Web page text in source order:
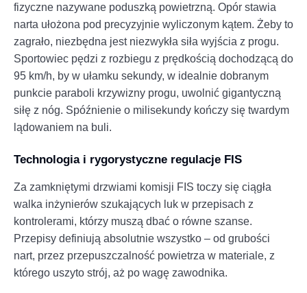
fizyczne nazywane poduszką powietrzną. Opór stawia
narta ułożona pod precyzyjnie wyliczonym kątem. Żeby to
zagrało, niezbędna jest niezwykła siła wyjścia z progu.
Sportowiec pędzi z rozbiegu z prędkością dochodzącą do
95 km/h, by w ułamku sekundy, w idealnie dobranym
punkcie paraboli krzywizny progu, uwolnić gigantyczną
siłę z nóg. Spóźnienie o milisekundy kończy się twardym
lądowaniem na buli.
Technologia i rygorystyczne regulacje FIS
Za zamkniętymi drzwiami komisji FIS toczy się ciągła
walka inżynierów szukających luk w przepisach z
kontrolerami, którzy muszą dbać o równe szanse.
Przepisy definiują absolutnie wszystko – od grubości
nart, przez przepuszczalność powietrza w materiale, z
którego uszyto strój, aż po wagę zawodnika.